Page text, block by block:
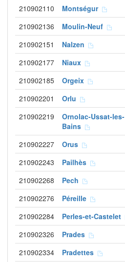
210902110 Montségur
210902136 Moulin-Neuf
210902151 Nalzen
210902177 Niaux
210902185 Orgeix
210902201 Orlu
210902219
Ornolac-Ussat-les-
Bains
210902227 Orus
210902243 Pailhès
210902268 Pech
210902276 Péreille
210902284 Perles-et-Castelet
210902326 Prades
210902334 Pradettes